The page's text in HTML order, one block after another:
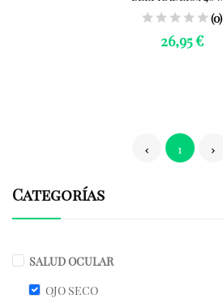
Categorías
SALUD OCULAR
OJO SECO
(0)
26,95 €
1